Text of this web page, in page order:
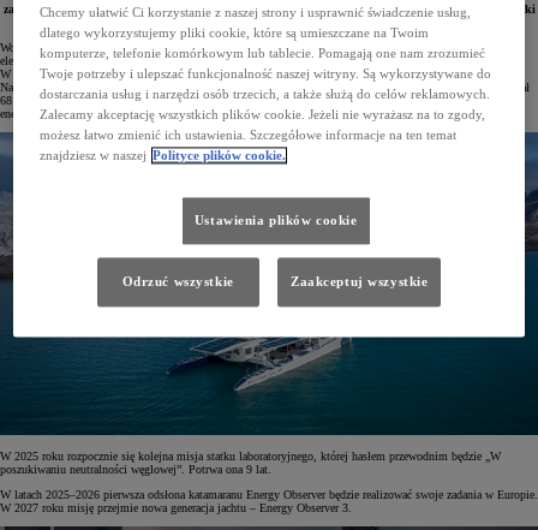
zaplanowana jest na lata 2025–2033. Jacht wykorzystuje wodorowe ogniwa paliwowe japońskiej marki
i jest w stanie wyprodukować wodór na pokładzie.
Wodorowy katamaran Energy Observer to samowystarczalny energetycznie jacht. Energia do silnika
elektrycznego produkowana jest w reakcji wodoru z tlenem, a wodór powstaje na pokładzie z wody morskiej.
W bezemisyjnym łańcuchu energetycznym statku kluczową rolę odgrywa system ogniw paliwowych Toyoty.
Na pokładzie generuje on energię o zerowej emisji*. Podczas swojej pierwszej misji Energy Observer pokonał
68 tysięcy mil morskich, czyli trzykrotnie opłynął Ziemię, udowadniając przydatność odnawialnych źródeł
energii w żegludze.
W 2025 roku rozpocznie się kolejna misja statku laboratoryjnego, której hasłem przewodnim będzie „W
poszukiwaniu neutralności węglowej”. Potrwa ona 9 lat.
W latach 2025–2026 pierwsza odsłona katamaranu Energy Observer będzie realizować swoje zadania w Europie.
W 2027 roku misję przejmie nowa generacja jachtu – Energy Observer 3.
Chcemy ułatwić Ci korzystanie z naszej strony i usprawnić świadczenie usług,
dlatego wykorzystujemy pliki cookie, które są umieszczane na Twoim
komputerze, telefonie komórkowym lub tablecie. Pomagają one nam zrozumieć
Twoje potrzeby i ulepszać funkcjonalność naszej witryny. Są wykorzystywane do
dostarczania usług i narzędzi osób trzecich, a także służą do celów reklamowych.
Zalecamy akceptację wszystkich plików cookie. Jeżeli nie wyrażasz na to zgody,
możesz łatwo zmienić ich ustawienia. Szczegółowe informacje na ten temat
znajdziesz w naszej Polityce plików cookie.
Ustawienia plików cookie
Odrzuć wszystkie Zaakceptuj wszystkie